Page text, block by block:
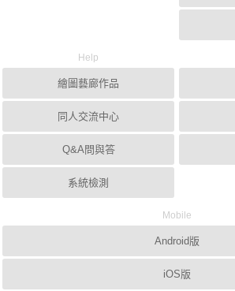
Help
繪圖藝廊作品
同人交流中心
Q&A問與答
系統檢測
Mobile
Android版
iOS版